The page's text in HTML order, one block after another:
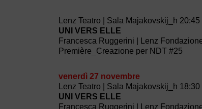
Lenz Teatro | Sala Majakovskij_h 20:45
UNI VERS ELLE
Francesca Ruggerini | Lenz
Première_Creazione per NDT #25
venerdì 27 novembre
Lenz Teatro | Sala Majakovskij_h 18:30
UNI VERS ELLE
Francesca Ruggerini | Lenz